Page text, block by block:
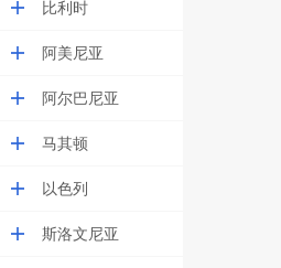
比利时
阿美尼亚
阿尔巴尼亚
马其顿
以色列
斯洛文尼亚